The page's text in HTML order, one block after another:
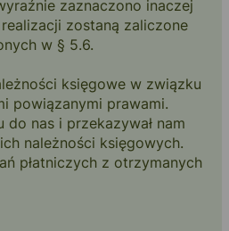
zaznaczono inaczej
zostaną zaliczone
w § 5.6.
księgowe w związku
powiązanymi prawami.
nas i przekazywał nam
należności księgowych.
płatniczych z otrzymanych